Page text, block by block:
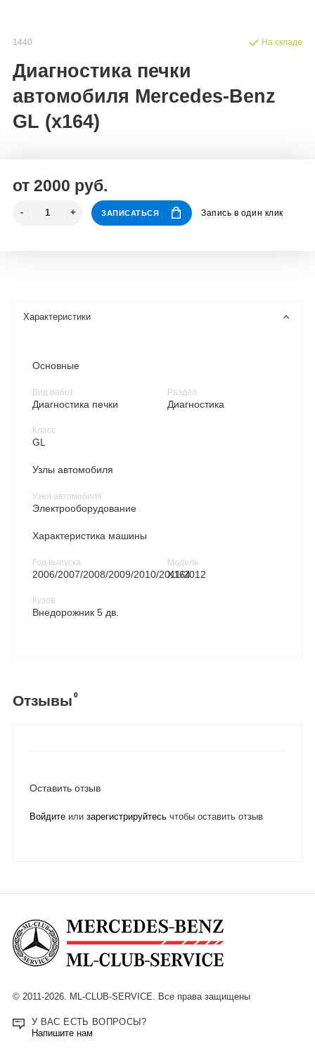
1440
Диагностика печки
автомобиля Mercedes-Benz
GL (x164)
На складе
от 2000 руб.
ЗАПИСАТЬСЯ Запись в один клик
Характеристики
Основные
Вид работ
Диагностика печки
Класс
GL
Раздел
Диагностика
Узлы автомобиля
Узел автомобиля
Электрооборудование
Характеристика машины
Год выпуска
2006/2007/2008/2009/2010/2011/2012
Кузов
Внедорожник 5 дв.
Модель
X164
Отзывы 0
Оставить отзыв
Войдитеили зарегистрируйтесьчтобы оставить отзыв
© 2011-2026. ML-CLUB-SERVICE. Все права защищены
У ВАС ЕСТЬ ВОПРОСЫ?
Напишите нам